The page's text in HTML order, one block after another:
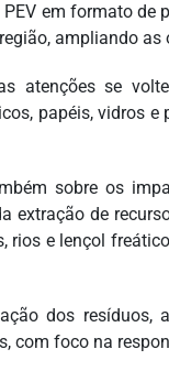
em formato de
ampliando as
atenções se
papéis, vidros
sobre os
extração de
rios e lençol
dos resíduos,
com foco na